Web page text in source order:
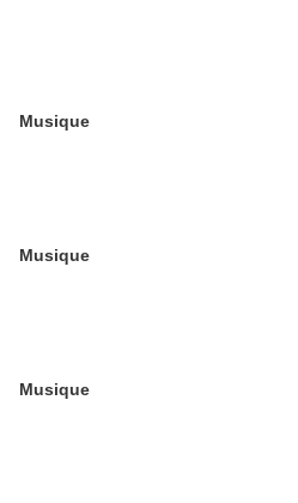
Musique
Musique
Musique